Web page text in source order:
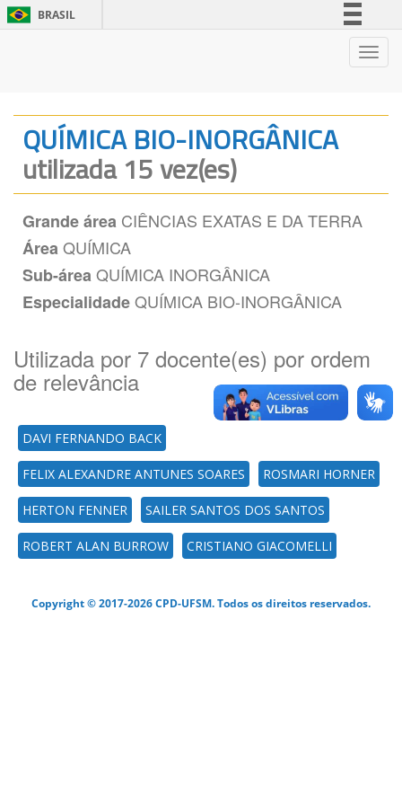
BRASIL
Acesso à informação
Legislação
QUÍMICA BIO-INORGÂNICA
utilizada 15 vez(es)
Grande área CIÊNCIAS EXATAS E DA TERRA
ÁreaQUÍMICA
Sub-áreaQUÍMICA INORGÂNICA
EspecialidadeQUÍMICA BIO-INORGÂNICA
Utilizada por 7 docente(es) por ordem
de relevância
DAVI FERNANDO BACK
FELIX ALEXANDRE ANTUNES SOARES ROSMARI HORNER
HERTON FENNER SAILER SANTOS DOS SANTOS
ROBERT ALAN BURROW CRISTIANO GIACOMELLI
Copyright © 2017-2026 CPD-UFSM. Todos os direitos reservados.